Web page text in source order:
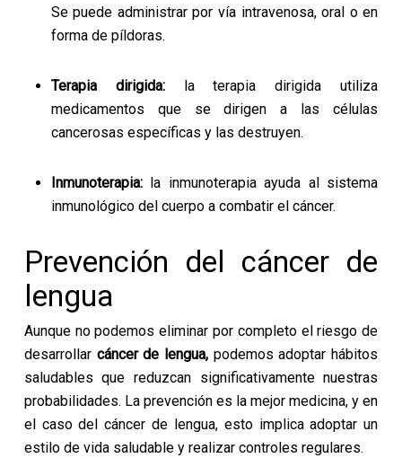
Se puede administrar por vía intravenosa, oral o en
forma de píldoras.
Terapia dirigida: la terapia dirigida utiliza
medicamentos que se dirigen a las células
cancerosas específicas y las destruyen.
Inmunoterapia: la inmunoterapia ayuda al sistema
inmunológico del cuerpo a combatir el cáncer.
Prevención del cáncer de
lengua
Aunque no podemos eliminar por completo el riesgo de
desarrollar cáncer de lengua, podemos adoptar hábitos
saludables que reduzcan significativamente nuestras
probabilidades. La prevención es la mejor medicina, y en
el caso del cáncer de lengua, esto implica adoptar un
estilo de vida saludable y realizar controles regulares.